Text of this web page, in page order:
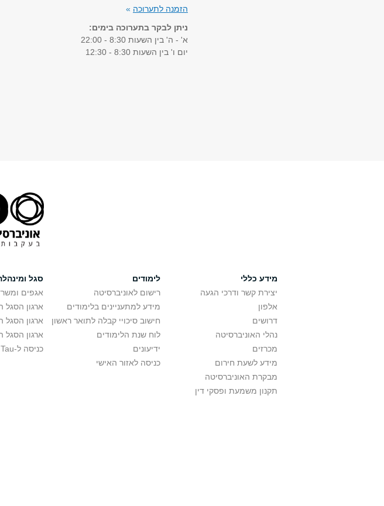
הזמנה לתערוכה »
ניתן לבקר בתערוכה בימים:
א' - ה' בין השעות 8:30 - 22:00
יום ו' בין השעות 8:30 - 12:30
מידע כללי
יצירת קשר ודרכי הגעה
אלפון
דרושים
נהלי האוניברסיטה
מכרזים
מידע לשעת חירום
מבקרת האוניברסיטה
תקנון משמעת ופסקי דין
לימודים
רישום לאוניברסיטה
מידע למתעניינים בלימודים
חישוב סיכויי קבלה לתואר ראשון
לוח שנת הלימודים
ידיעונים
כניסה לאזור האישי
סגל
אגפים
ארגון הסגל
ארגון הסגל
ארגון הסגל
כניסה ל-My Tau